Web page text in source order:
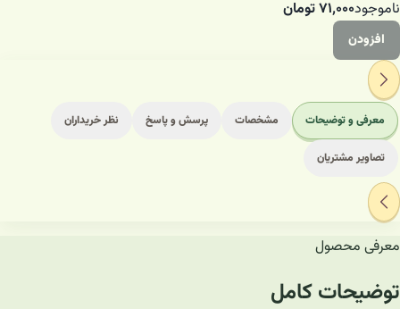
ناموجود۷۱٬۰۰۰تومان
افزودن
معرفی و توضیحات مشخصات پرسش و پاسخ نظر خریداران
تصاویر مشتریان
معرفی محصول
توضیحات کامل